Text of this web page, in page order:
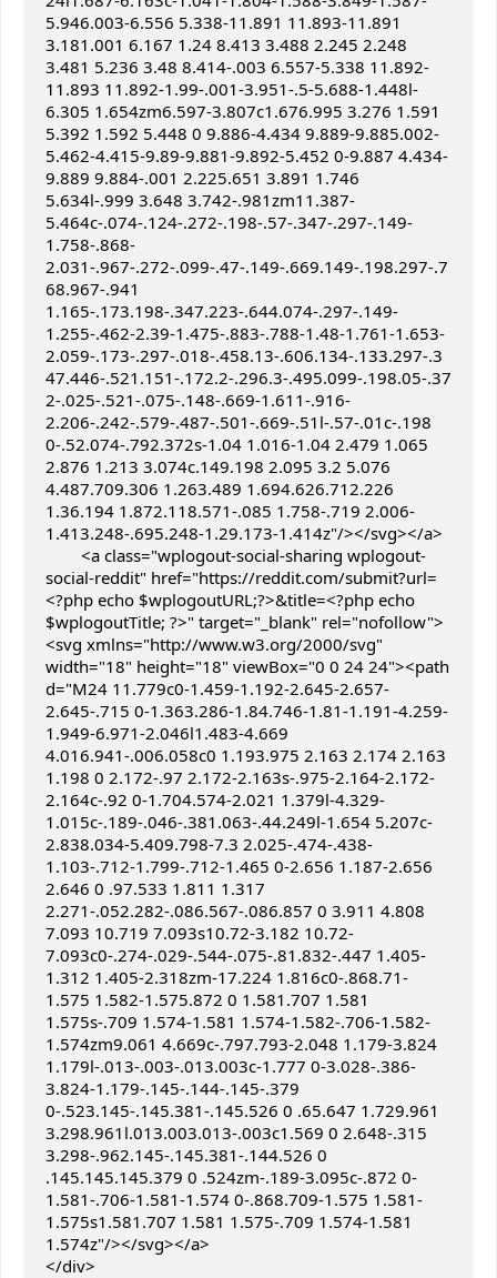
5.946.003-6.556 5.338-11.891 11.893-11.891
3.181.001 6.167 1.24 8.413 3.488 2.245 2.248
3.481 5.236 3.48 8.414-.003 6.557-5.338 11.892-
11.893 11.892-1.99-.001-3.951-.5-5.688-1.448l-
6.305 1.654zm6.597-3.807c1.676.995 3.276 1.591
5.392 1.592 5.448 0 9.886-4.434 9.889-9.885.002-
5.462-4.415-9.89-9.881-9.892-5.452 0-9.887 4.434-
9.889 9.884-.001 2.225.651 3.891 1.746
5.634l-.999 3.648 3.742-.981zm11.387-
5.464c-.074-.124-.272-.198-.57-.347-.297-.149-
1.758-.868-
2.031-.967-.272-.099-.47-.149-.669.149-.198.297-.7
68.967-.941
1.165-.173.198-.347.223-.644.074-.297-.149-
1.255-.462-2.39-1.475-.883-.788-1.48-1.761-1.653-
2.059-.173-.297-.018-.458.13-.606.134-.133.297-.3
47.446-.521.151-.172.2-.296.3-.495.099-.198.05-.37
2-.025-.521-.075-.148-.669-1.611-.916-
2.206-.242-.579-.487-.501-.669-.51l-.57-.01c-.198
0-.52.074-.792.372s-1.04 1.016-1.04 2.479 1.065
2.876 1.213 3.074c.149.198 2.095 3.2 5.076
4.487.709.306 1.263.489 1.694.626.712.226
1.36.194 1.872.118.571-.085 1.758-.719 2.006-
1.413.248-.695.248-1.29.173-1.414z"/></svg></a>
social-reddit" href="https://reddit.com/submit?url=
<?php echo $wplogoutURL;?>&title=<?php echo
$wplogoutTitle; ?>" target="_blank" rel="nofollow">
<svg xmlns="http://www.w3.org/2000/svg"
width="18" height="18" viewBox="0 0 24 24"><path
d="M24 11.779c0-1.459-1.192-2.645-2.657-
2.645-.715 0-1.363.286-1.84.746-1.81-1.191-4.259-
1.949-6.971-2.046l1.483-4.669
4.016.941-.006.058c0 1.193.975 2.163 2.174 2.163
1.198 0 2.172-.97 2.172-2.163s-.975-2.164-2.172-
2.164c-.92 0-1.704.574-2.021 1.379l-4.329-
1.015c-.189-.046-.381.063-.44.249l-1.654 5.207c-
2.838.034-5.409.798-7.3 2.025-.474-.438-
1.103-.712-1.799-.712-1.465 0-2.656 1.187-2.656
2.646 0 .97.533 1.811 1.317
2.271-.052.282-.086.567-.086.857 0 3.911 4.808
7.093 10.719 7.093s10.72-3.182 10.72-
7.093c0-.274-.029-.544-.075-.81.832-.447 1.405-
1.312 1.405-2.318zm-17.224 1.816c0-.868.71-
1.575 1.582-1.575.872 0 1.581.707 1.581
1.575s-.709 1.574-1.581 1.574-1.582-.706-1.582-
1.574zm9.061 4.669c-.797.793-2.048 1.179-3.824
1.179l-.013-.003-.013.003c-1.777 0-3.028-.386-
3.824-1.179-.145-.144-.145-.379
0-.523.145-.145.381-.145.526 0 .65.647 1.729.961
3.298.961l.013.003.013-.003c1.569 0 2.648-.315
3.298-.962.145-.145.381-.144.526 0
.145.145.145.379 0 .524zm-.189-3.095c-.872 0-
1.581-.706-1.581-1.574 0-.868.709-1.575 1.581-
1.575s1.581.707 1.581 1.575-.709 1.574-1.581
1.574z"/></svg></a>
</div>